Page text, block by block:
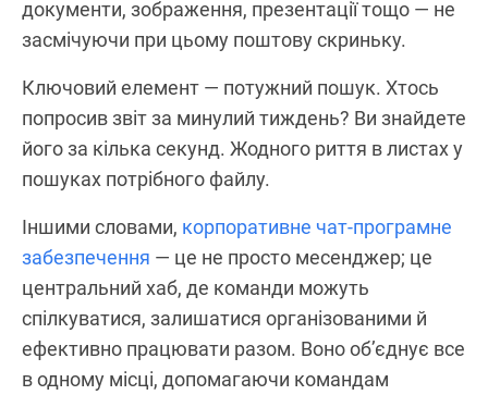
документи, зображення, презентації тощо — не
засмічуючи при цьому поштову скриньку.
Ключовий елемент — потужний пошук. Хтось
попросив звіт за минулий тиждень? Ви знайдете
його за кілька секунд. Жодного риття в листах у
пошуках потрібного файлу.
Іншими словами, корпоративне чат-програмне
забезпечення — це не просто месенджер; це
центральний хаб, де команди можуть
спілкуватися, залишатися організованими й
ефективно працювати разом. Воно об’єднує все
в одному місці, допомагаючи командам